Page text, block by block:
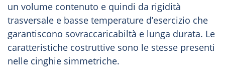
un volume contenuto e quindi da rigidità
trasversale e basse temperature d’esercizio che
garantiscono sovraccaricabiltà e lunga durata. Le
caratteristiche costruttive sono le stesse presenti
nelle cinghie simmetriche.